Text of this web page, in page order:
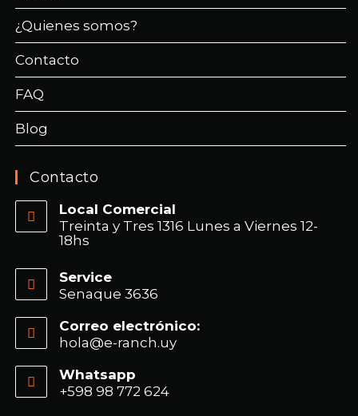
¿Quienes somos?
Contacto
FAQ
Blog
Contacto
Local Comercial
Treinta y Tres 1316 Lunes a Viernes 12-
18hs
Service
Senaque 3636
Correo electrónico:
hola@e-ranch.uy
Whatsapp
+598 98 772 624